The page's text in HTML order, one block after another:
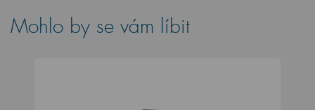
Mohlo by se vám líbit